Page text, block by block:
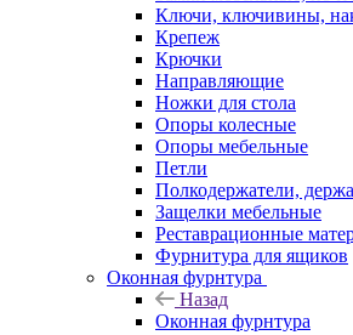
Ключи, ключивины,
Крепеж
Крючки
Направляющие
Ножки для стола
Опоры колесные
Опоры мебельные
Петли
Полкодержатели,
Защелки мебельные
Реставрационные
Фурнитура для ящиков
Оконная фурнтура
Назад
Оконная фурнтура